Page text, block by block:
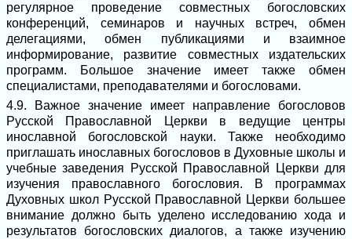
регулярное проведение совместных богословских
конференций, семинаров и научных встреч, обмен
делегациями, обмен публикациями и взаимное
информирование, развитие совместных издательских
программ. Большое значение имеет также обмен
специалистами, преподавателями и богословами.
4.9. Важное значение имеет направление богословов
Русской Православной Церкви в ведущие центры
инославной богословской науки. Также необходимо
приглашать инославных богословов в Духовные школы и
учебные заведения Русской Православной Церкви для
изучения православного богословия. В программах
Духовных школ Русской Православной Церкви большее
внимание должно быть уделено исследованию хода и
результатов богословских диалогов, а также изучению